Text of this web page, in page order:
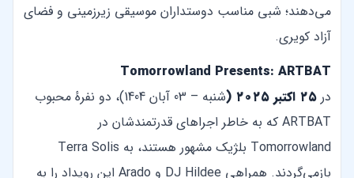
می‌دهند؛ شبی مناسب دوستداران موسیقی زیرزمینی و فضای
آزاد کویری.
Tomorrowland Presents: ARTBAT
در ۲۵ اکتبر ۲۰۲۵ (
شنبه – 03 آبان 1404)، دو نفرهٔ محبوب
ARTBAT که به خاطر اجراهای قدرتمندشان در
Tomorrowland بلژیک مشهور هستند، به Terra Solis
بازمی‌گردند. همراهی DJ Hildee و Arado این رویداد را به